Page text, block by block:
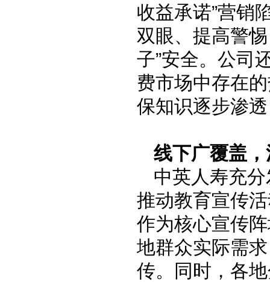
收益承诺”营销
双眼、提高警
子”安全。公司
费市场中存在
保知识逐步渗
线下广覆盖
中英人寿充
推动教育宣传
作为核心宣传
地群众实际需
传。同时，各